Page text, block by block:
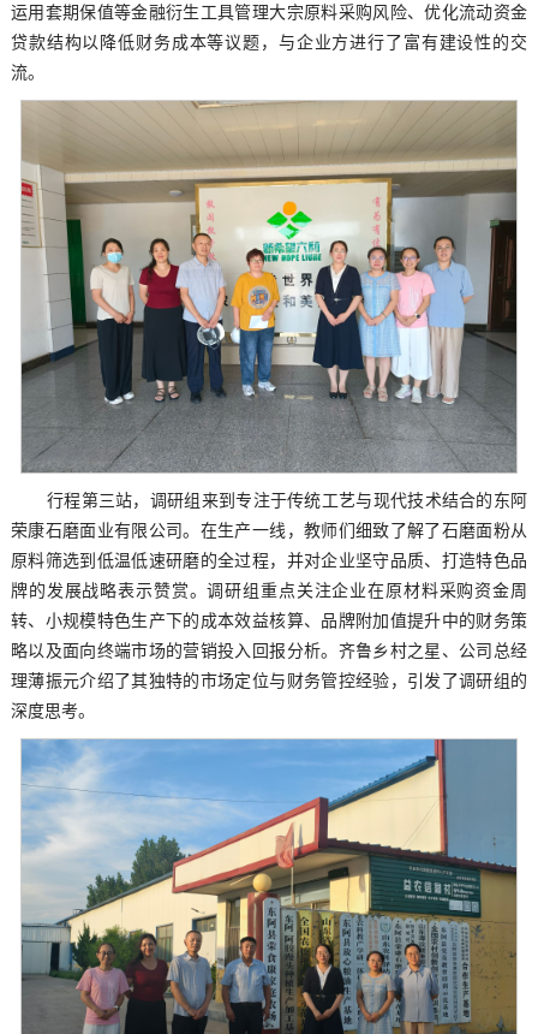
运用套期保值等金融衍生工具管理大宗原料采购风险、优化流动资金
贷款结构以降低财务成本等议题，与企业方进行了富有建设性的交
流。
行程第三站，调研组来到专注于传统工艺与现代技术结合的东阿
荣康石磨面业有限公司。在生产一线，教师们细致了解了石磨面粉从
原料筛选到低温低速研磨的全过程，并对企业坚守品质、打造特色品
牌的发展战略表示赞赏。调研组重点关注企业在原材料采购资金周
转、小规模特色生产下的成本效益核算、品牌附加值提升中的财务策
略以及面向终端市场的营销投入回报分析。齐鲁乡村之星、公司总经
理薄振元介绍了其独特的市场定位与财务管控经验，引发了调研组的
深度思考。